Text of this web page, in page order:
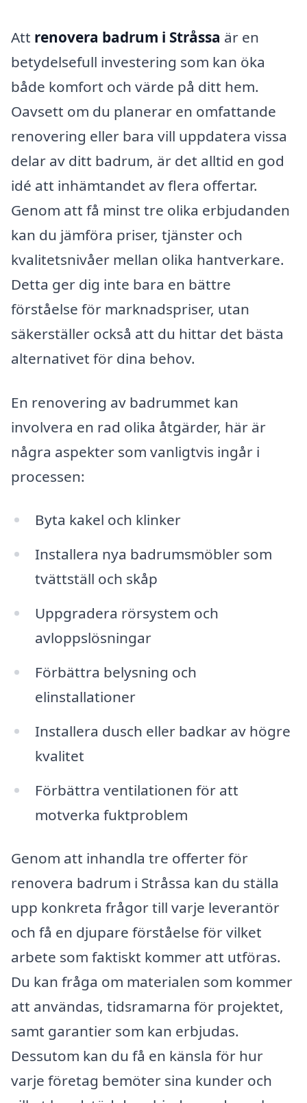
Att renovera badrum i Stråssa är en
betydelsefull investering som kan öka
både komfort och värde på ditt hem.
Oavsett om du planerar en omfattande
renovering eller bara vill uppdatera vissa
delar av ditt badrum, är det alltid en god
idé att inhämtandet av flera offertar.
Genom att få minst tre olika erbjudanden
kan du jämföra priser, tjänster och
kvalitetsnivåer mellan olika hantverkare.
Detta ger dig inte bara en bättre
förståelse för marknadspriser, utan
säkerställer också att du hittar det bästa
alternativet för dina behov.
En renovering av badrummet kan
involvera en rad olika åtgärder, här är
några aspekter som vanligtvis ingår i
processen:
Byta kakel och klinker
Installera nya badrumsmöbler som
tvättställ och skåp
Uppgradera rörsystem och
avloppslösningar
Förbättra belysning och
elinstallationer
Installera dusch eller badkar av högre
kvalitet
Förbättra ventilationen för att
motverka fuktproblem
Genom att inhandla tre offerter för
renovera badrum i Stråssa kan du ställa
upp konkreta frågor till varje leverantör
och få en djupare förståelse för vilket
arbete som faktiskt kommer att utföras.
Du kan fråga om materialen som kommer
att användas, tidsramarna för projektet,
samt garantier som kan erbjudas.
Dessutom kan du få en känsla för hur
varje företag bemöter sina kunder och